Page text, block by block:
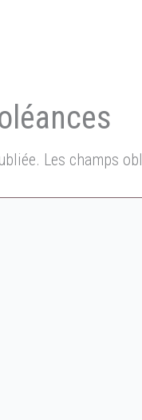
Les champs